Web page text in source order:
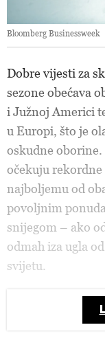
Bloomberg Businessweek
Dobre vijesti za
sezone obećava
i Južnoj Americi
u Europi, što je
oskudne
očekuju
najboljemu od
povoljnim
snijegom – ako
odmah iza ugla
svijetu.